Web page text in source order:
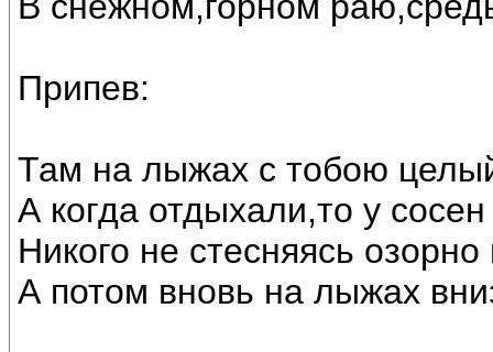
Припев:
Там на лыжах с тобою
А когда отдыхали,то у сосен
Никого не стесняясь
А потом вновь на лыжах